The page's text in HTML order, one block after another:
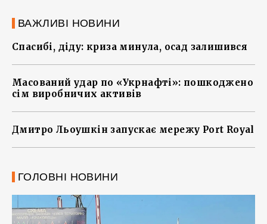
ВАЖЛИВІ НОВИНИ
Спасибі, діду: криза минула, осад залишився
Масований удар по «Укрнафті»: пошкоджено
сім виробничих активів
Дмитро Льоушкін запускає мережу Port Royal
ГОЛОВНІ НОВИНИ